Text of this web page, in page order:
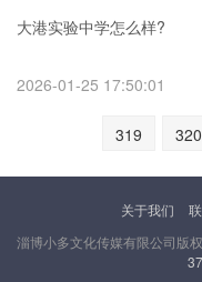
大港实验中学怎么样?
2026-01-25 17:50:01
319 320
关于我们
淄博小多文化传媒有限公司版